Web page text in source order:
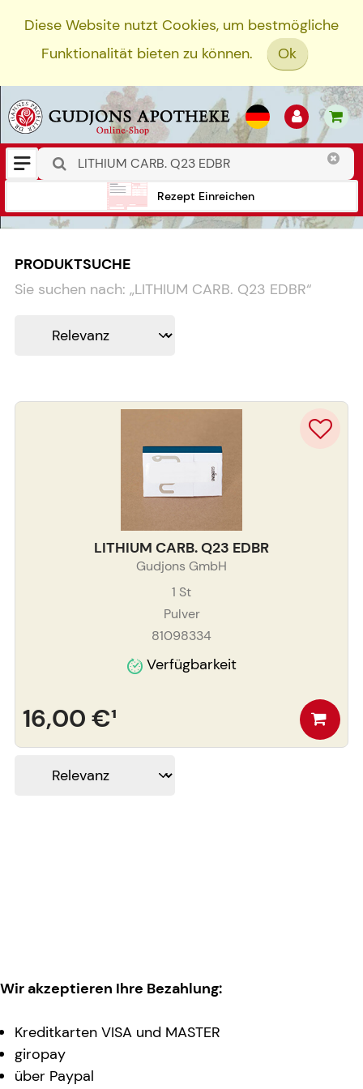
Diese Website nutzt Cookies, um bestmögliche
Funktionalität bieten zu können.
Ok
Rezept Einreichen
PRODUKTSUCHE
Sie suchen nach: „LITHIUM CARB. Q23 EDBR“
LITHIUM CARB. Q23 EDBR
Gudjons GmbH
1 St
Pulver
81098334
Verfügbarkeit
16,00 €¹
Wir akzeptieren Ihre Bezahlung:
Kreditkarten VISA und MASTER
giropay
über Paypal